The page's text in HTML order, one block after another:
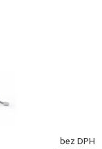
bez DPH